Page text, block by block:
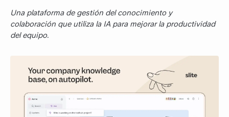
Una plataforma de gestión del conocimiento y
colaboración que utiliza la IA para mejorar la productividad
del equipo.